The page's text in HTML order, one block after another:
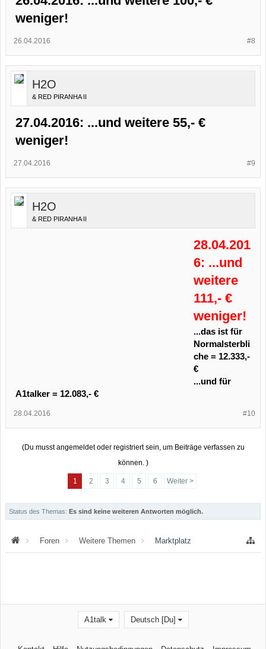
weniger!
#8
26.04.2016
H2O
& RED PIRANHA II
27.04.2016: ...und weitere 55,- €
weniger!
#9
27.04.2016
H2O
& RED PIRANHA II
28.04.201
6: ...und
weitere
111,- €
weniger!
...das ist für
Normalsterbli
che = 12.333,-
€
...und für
A1talker = 12.083,- €
#10
28.04.2016
(Du musst angemeldet oder registriert sein, um Beiträge verfassen zu
können. )
1 2 3 4 5 6 Weiter >
Status des Themas: Es sind keine weiteren Antworten möglich.
Foren Weitere Themen Marktplatz
A1talk Deutsch [Du]